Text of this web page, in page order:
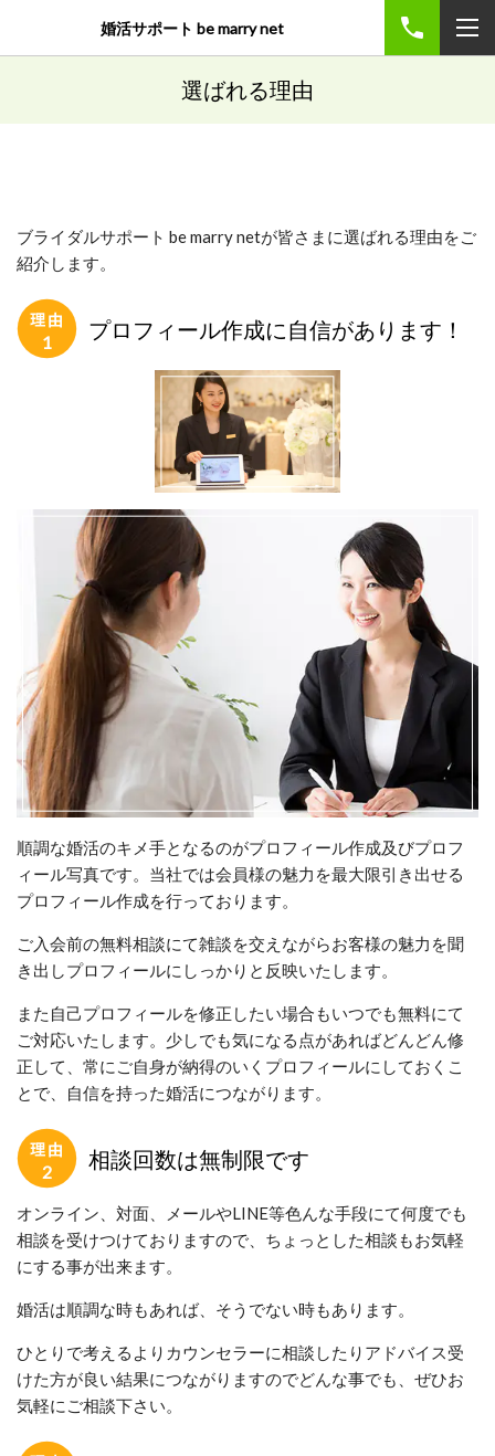
婚活サポート be marry net
選ばれる理由
ブライダルサポート be marry netが皆さまに選ばれる理由をご
紹介します。
プロフィール作成に自信があります！
順調な婚活のキメ手となるのがプロフィール作成及びプロフ
ィール写真です。当社では会員様の魅力を最大限引き出せる
プロフィール作成を行っております。
ご入会前の無料相談にて雑談を交えながらお客様の魅力を聞
き出しプロフィールにしっかりと反映いたします。
また自己プロフィールを修正したい場合もいつでも無料にて
ご対応いたします。少しでも気になる点があればどんどん修
正して、常にご自身が納得のいくプロフィールにしておくこ
とで、自信を持った婚活につながります。
相談回数は無制限です
オンライン、対面、メールやLINE等色んな手段にて何度でも
相談を受けつけておりますので、ちょっとした相談もお気軽
にする事が出来ます。
婚活は順調な時もあれば、そうでない時もあります。
ひとりで考えるよりカウンセラーに相談したりアドバイス受
けた方が良い結果につながりますのでどんな事でも、ぜひお
気軽にご相談下さい。